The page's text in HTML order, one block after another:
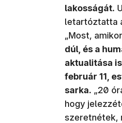
lakosságát.
letartóztatta
„Most,
dúl, és a
aktualitása
február 11,
sarka. „20
hogy
szeretnétek,